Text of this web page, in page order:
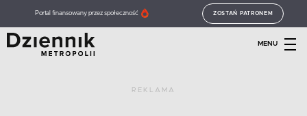
Portal finansowany przez społeczność ZOSTAŃ PATRONEM
MENU
REKLAMA